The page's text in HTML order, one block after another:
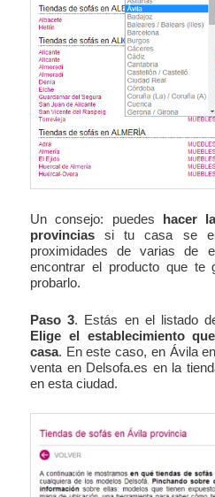
Un consejo: puedes hacer
provincias si tu casa se
proximidades de varias de
encontrar el producto que te
probarlo.
Paso 3. Estás en el listado
Elige el establecimiento
casa. En este caso, en Ávila
venta en Delsofa.es en la
en esta ciudad.